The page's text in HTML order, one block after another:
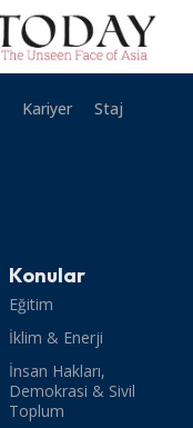
Kariyer
Staj
Konular
Eğitim
İklim & Enerji
İnsan Hakları,
Demokrasi & Sivil
Toplum